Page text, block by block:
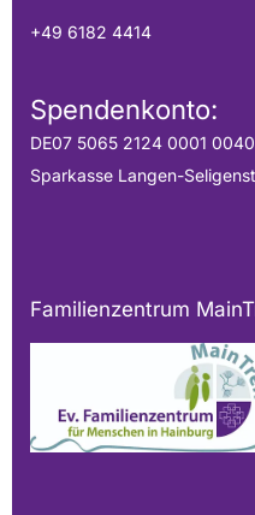
+49 6182 4414
Spendenkonto:
DE07 5065 2124 0001
Sparkasse Langen-
Familienzentrum